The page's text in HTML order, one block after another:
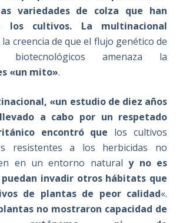
variedades de colza que han
los cultivos. La multinacional
la creencia de que el flujo genético de
biotecnológicos amenaza la
«un mito».
«un estudio de diez años
a cabo por un respetado
encontró que los cultivos
resistentes a los herbicidas no
en un entorno naturaly no es
invadir otros hábitats que
de plantas de peor calidad«.
no mostraron capacidad de